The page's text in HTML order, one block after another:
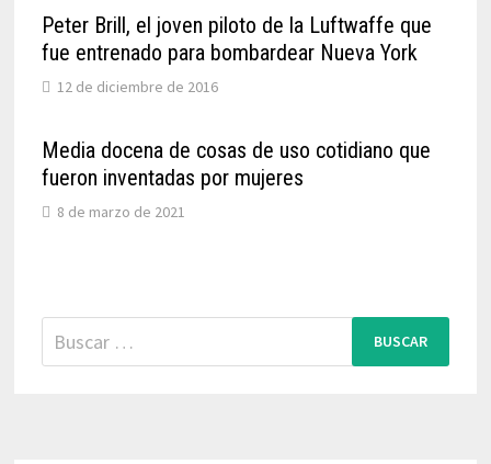
Peter Brill, el joven piloto de la Luftwaffe que
fue entrenado para bombardear Nueva York
12 de diciembre de 2016
Media docena de cosas de uso cotidiano que
fueron inventadas por mujeres
8 de marzo de 2021
Buscar: